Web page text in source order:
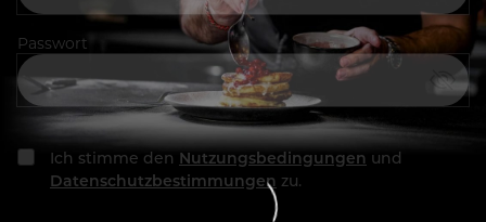
Passwort
Ich stimme den Nutzungsbedingungen und
Datenschutzbestimmungen zu.